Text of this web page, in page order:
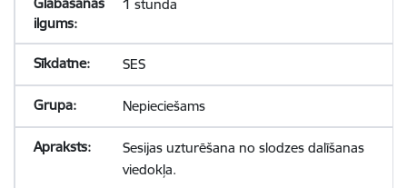
1 stunda
SES
Nepieciešams
Sesijas uzturēšana no slodzes dalīšanas
viedokļa.